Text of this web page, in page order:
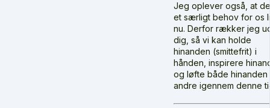
Jeg oplever også, at
et særligt behov for os
nu. Derfor rækker jeg
dig, så vi kan holde
hinanden (smittefrit) i
hånden, inspirere
og løfte både hinanden
andre igennem denne